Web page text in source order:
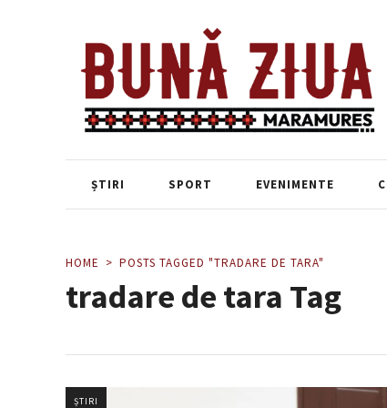
ȘTIRI SPORT EVENIMENTE
HOME POSTS TAGGED "TRADARE DE TARA"
tradare de tara Tag
ȘTIRI